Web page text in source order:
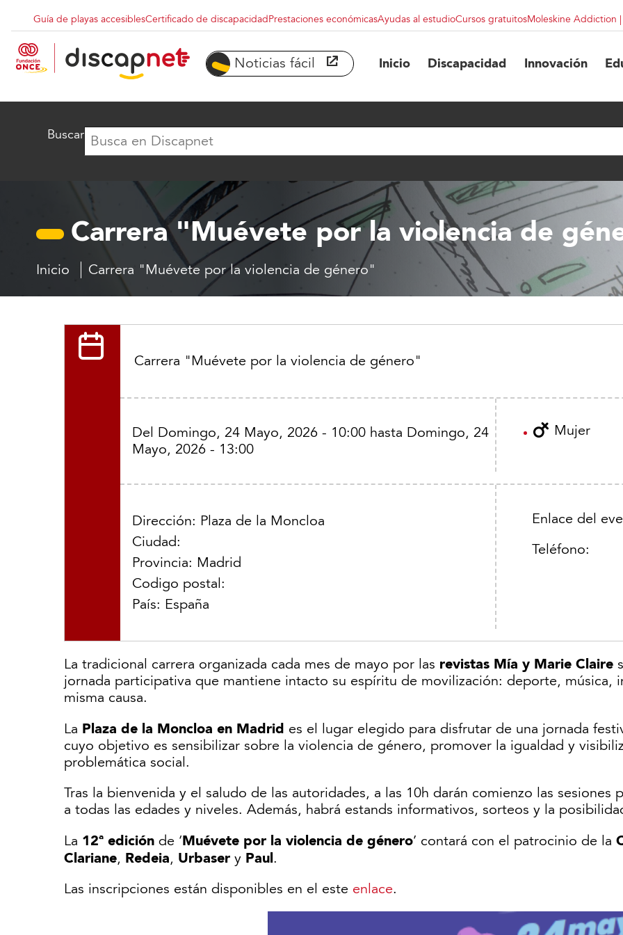
Menu superior destacados
Guía de playas accesiblesCertificado de discapacidadPrestaciones económicasAyudas al estudioCursos gratuitosMoleskine Addiction
Noticias fácil abre en ventana nueva
Inicio Discapacidad Innovación
Buscar
Carrera "Muévete por la violencia de
Inicio Carrera "Muévete por la violencia de género"
Carrera "Muévete por la violencia de género"
Del Domingo, 24 Mayo, 2026 - 10:00 hasta Domingo, 24
Mayo, 2026 - 13:00
Mujer
Dirección: Plaza de la Moncloa
Ciudad:
Provincia: Madrid
Codigo postal:
País: España
Enlace del
Teléfono:
La tradicional carrera organizada cada mes de mayo por las revistas Mía y Marie Claire
jornada participativa que mantiene intacto su espíritu de movilización: deporte, música,
misma causa.
La Plaza de la Moncloa en Madrid es el lugar elegido para disfrutar de una jornada
cuyo objetivo es sensibilizar sobre la violencia de género, promover la igualdad y
problemática social.
Tras la bienvenida y el saludo de las autoridades, a las 10h darán comienzo las sesiones
a todas las edades y niveles. Además, habrá estands informativos, sorteos y la
La 12ª edición de ‘Muévete por la violencia de género’ contará con el patrocinio de la
Clariane, Redeia, Urbaser y Paul.
Las inscripciones están disponibles en el este enlace.